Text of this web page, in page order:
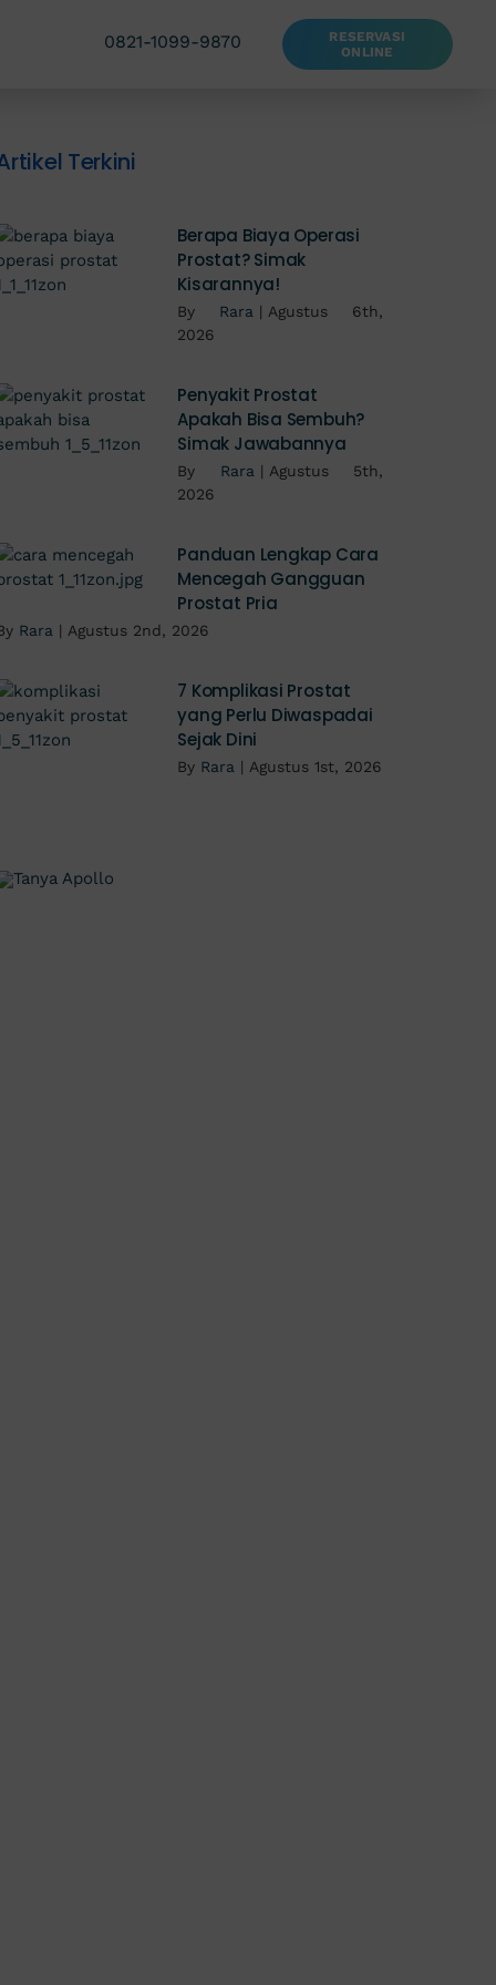
0821-1099-9870
RESERVASI
ONLINE
Terkini
Berapa Biaya Operasi
Prostat? Simak
Kisarannya!
By Rara | Agustus 6th,
2026
Penyakit Prostat
Apakah Bisa Sembuh?
Simak Jawabannya
By Rara | Agustus 5th,
2026
Panduan Lengkap Cara
Mencegah Gangguan
Prostat Pria
Rara | Agustus 2nd, 2026
7 Komplikasi Prostat
yang Perlu Diwaspadai
Sejak Dini
By Rara | Agustus 1st, 2026